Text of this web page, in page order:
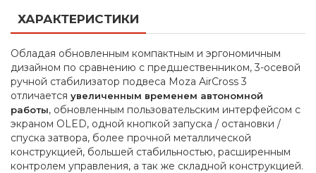
ХАРАКТЕРИСТИКИ
Обладая обновленным компактным и эргономичным
дизайном по сравнению с предшественником, 3-осевой
ручной стабилизатор подвеса Moza AirCross 3
отличается увеличенным временем автономной
работы, обновленным пользовательским интерфейсом с
экраном OLED, одной кнопкой запуска / остановки /
спуска затвора, более прочной металлической
конструкцией, большей стабильностью, расширенным
контролем управления, а так же складной конструкцией.